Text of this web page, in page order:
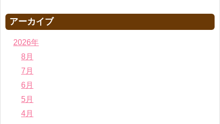
アーカイブ
2026年
8月
7月
6月
5月
4月